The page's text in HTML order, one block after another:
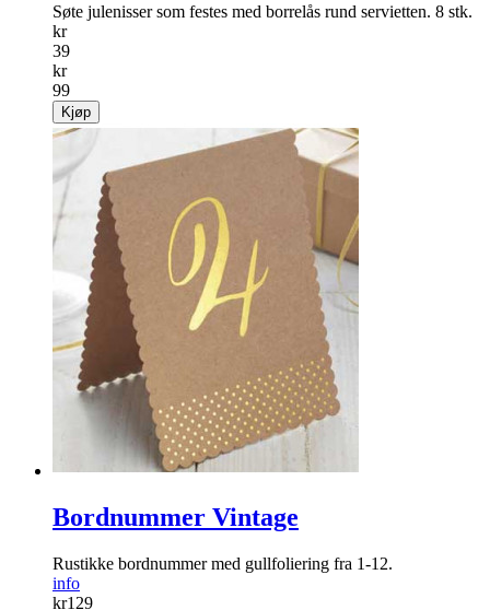
Søte julenisser som festes med borrelås rund servietten. 8 stk.
kr
39
kr
99
Kjøp
Bordnummer Vintage
Rustikke bordnummer med gullfoliering fra 1-12.
info
kr129